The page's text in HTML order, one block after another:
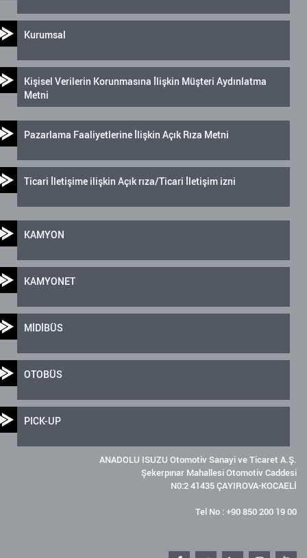
Kurumsal
Kişisel Verilerin Korunmasına İlişkin Müşteri Aydınlatma
Metni
Pazarlama Faaliyetlerine İlişkin Açık Rıza Metni
Ticari İletişime ilişkin Açık rıza/Ticari İletişim izni
KAMYON
KAMYONET
MİDİBÜS
OTOBÜS
PICK-UP
ANADOLU ISUZU Otomotiv Sanayi ve Ticaret A.Ş.
Şekerpınar Mahallesi Otomotiv Caddesi
N0:2 41435 ÇAYIROVA-KOCAELİ
Tel No : +90 850 200 19 00